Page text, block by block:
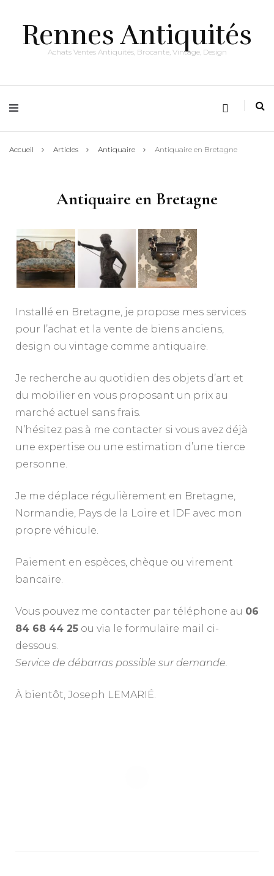
Rennes Antiquités
Achats Ventes Antiquités, Brocante, Vintage, Design
Accueil Articles Antiquaire Antiquaire en Bretagne
Antiquaire en Bretagne
Installé en Bretagne, je propose mes services
pour l’achat et la vente de biens anciens,
design ou vintage comme antiquaire.
Je recherche au quotidien des objets d’art et
du mobilier en vous proposant un prix au
marché actuel sans frais.
N’hésitez pas à me contacter si vous avez déjà
une expertise ou une estimation d’une tierce
personne.
Je me déplace régulièrement en Bretagne,
Normandie, Pays de la Loire et IDF avec mon
propre véhicule.
Paiement en espèces, chèque ou virement
bancaire.
Vous pouvez me contacter par téléphone au 06
84 68 44 25 ou via le formulaire mail ci-
dessous.
Service de débarras possible sur demande.
À bientôt, Joseph LEMARIÉ.